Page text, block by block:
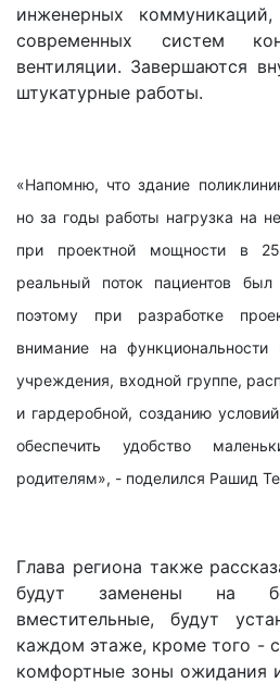
инженерных
современных систем
вентиляции. Завершаются
штукатурные работы.
«Напомню, что здание
но за годы работы нагрузка на
при проектной мощности в
реальный поток пациентов
поэтому при разработке
внимание на функциональности
учреждения, входной группе,
и гардеробной, созданию
обеспечить удобство
родителям», - поделился Рашид
Глава региона также
будут заменены на
вместительные, будут
каждом этаже, кроме того -
комфортные зоны ожидания